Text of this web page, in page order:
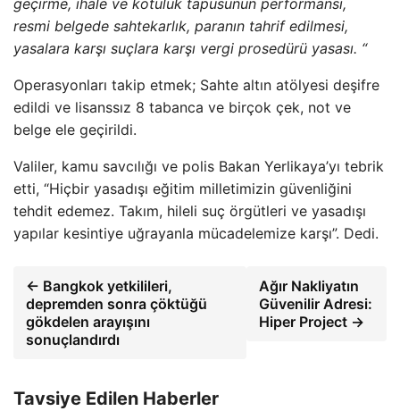
resmi belgede sahtekarlık, paranın tahrif edilmesi,
yasalara karşı suçlara karşı vergi prosedürü yasası. “
Operasyonları takip etmek; Sahte altın atölyesi deşifre
edildi ve lisanssız 8 tabanca ve birçok çek, not ve
belge ele geçirildi.
Valiler, kamu savcılığı ve polis Bakan Yerlikaya’yı tebrik
etti, “Hiçbir yasadışı eğitim milletimizin güvenliğini
tehdit edemez. Takım, hileli suç örgütleri ve yasadışı
yapılar kesintiye uğrayanla mücadelemize karşı”. Dedi.
← Bangkok yetkilileri,
depremden sonra çöktüğü
gökdelen arayışını
sonuçlandırdı
Ağır Nakliyatın
Güvenilir Adresi:
Hiper Project →
Tavsiye Edilen Haberler